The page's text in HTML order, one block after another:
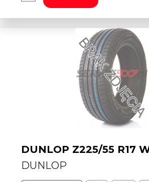
DUNLOP Z225/55 R17
DUNLOP